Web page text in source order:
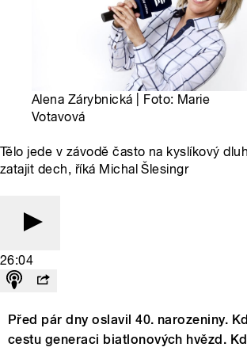
Alena Zárybnická | Foto: Marie
Votavová
Tělo jede v závodě často na kyslíkový
zatajit dech, říká Michal Šlesingr
26:04
Před pár dny oslavil 40. narozeniny.
cestu generaci biatlonových hvězd.